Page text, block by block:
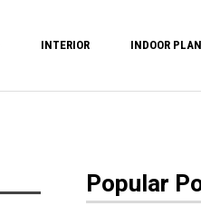
INTERIOR INDOOR
Popular